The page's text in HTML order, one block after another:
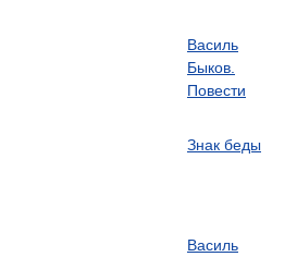
Василь
Быков.
Повести
Знак беды
Василь